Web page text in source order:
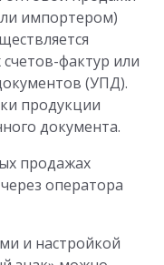
импортером)
фактур или
(УПД).
продукции
документа.
продажах
оператора
и настройкой